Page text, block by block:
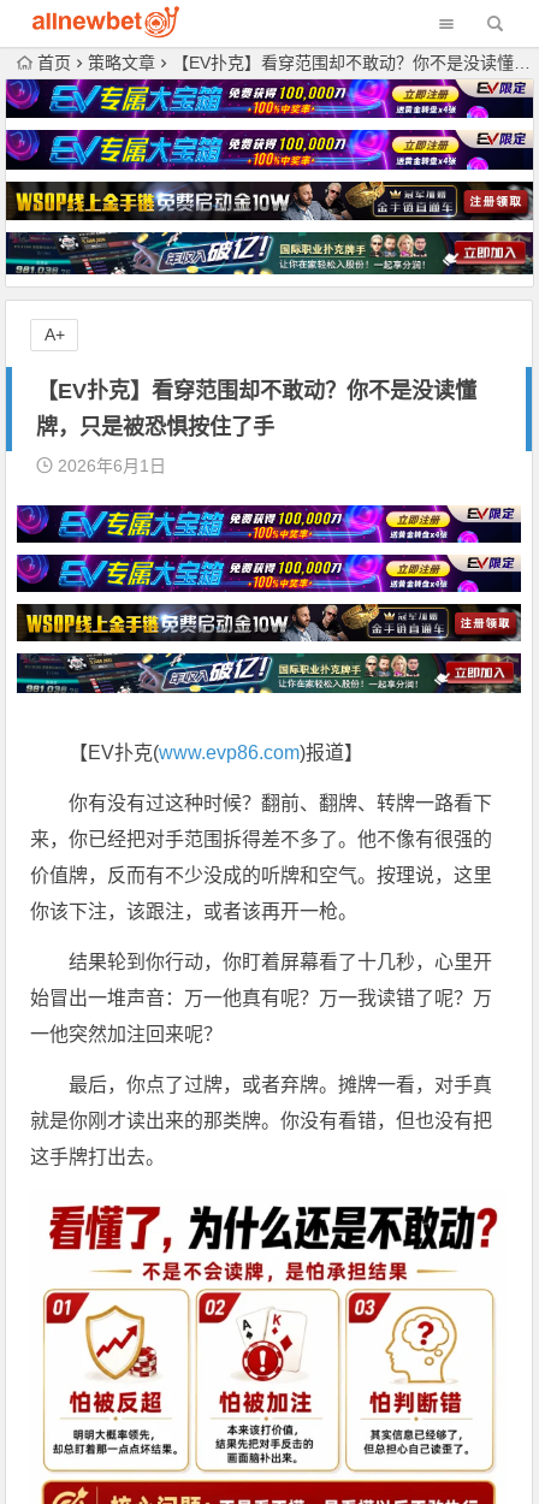
首页 策略文章 【EV扑克】看穿范围却不敢动？你不是没读懂牌，只是被恐惧按住了手
【EV扑克】看穿范围却不敢动？你不是没读懂
牌，只是被恐惧按住了手
2026年6月1日
【EV扑克(www.evp86.com)报道】
你有没有过这种时候？翻前、翻牌、转牌一路看下
来，你已经把对手范围拆得差不多了。他不像有很强的
价值牌，反而有不少没成的听牌和空气。按理说，这里
你该下注，该跟注，或者该再开一枪。
结果轮到你行动，你盯着屏幕看了十几秒，心里开
始冒出一堆声音：万一他真有呢？万一我读错了呢？万
一他突然加注回来呢？
最后，你点了过牌，或者弃牌。摊牌一看，对手真
就是你刚才读出来的那类牌。你没有看错，但也没有把
这手牌打出去。
A+